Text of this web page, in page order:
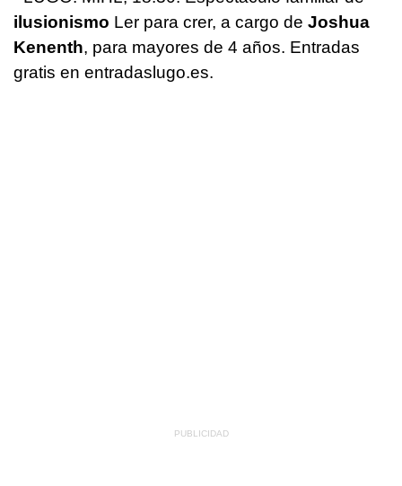
ilusionismo Ler para crer, a cargo de Joshua
Kenenth, para mayores de 4 años. Entradas
gratis en entradaslugo.es.